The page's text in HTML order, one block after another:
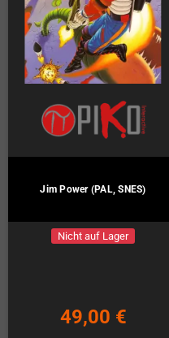
Jim Power (PAL, SNES)
Nicht auf Lager
49,00 €